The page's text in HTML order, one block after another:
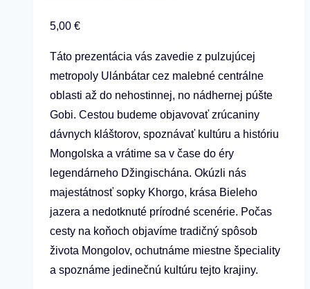
5,00 €
Táto prezentácia vás zavedie z pulzujúcej
metropoly Ulánbátar cez malebné centrálne
oblasti až do nehostinnej, no nádhernej púšte
Gobi. Cestou budeme objavovať zrúcaniny
dávnych kláštorov, spoznávať kultúru a históriu
Mongolska a vrátime sa v čase do éry
legendárneho Džingischána. Okúzli nás
majestátnosť sopky Khorgo, krása Bieleho
jazera a nedotknuté prírodné scenérie. Počas
cesty na koňoch objavíme tradičný spôsob
života Mongolov, ochutnáme miestne špeciality
a spoznáme jedinečnú kultúru tejto krajiny.